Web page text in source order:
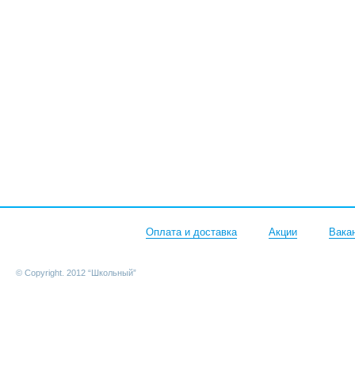
Оплата и доставка Акции
© Copyright. 2012 “Школьный”